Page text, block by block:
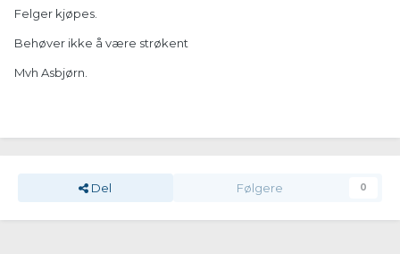
Felger kjøpes.
Behøver ikke å være strøkent
Mvh Asbjørn.
Del Følgere 0